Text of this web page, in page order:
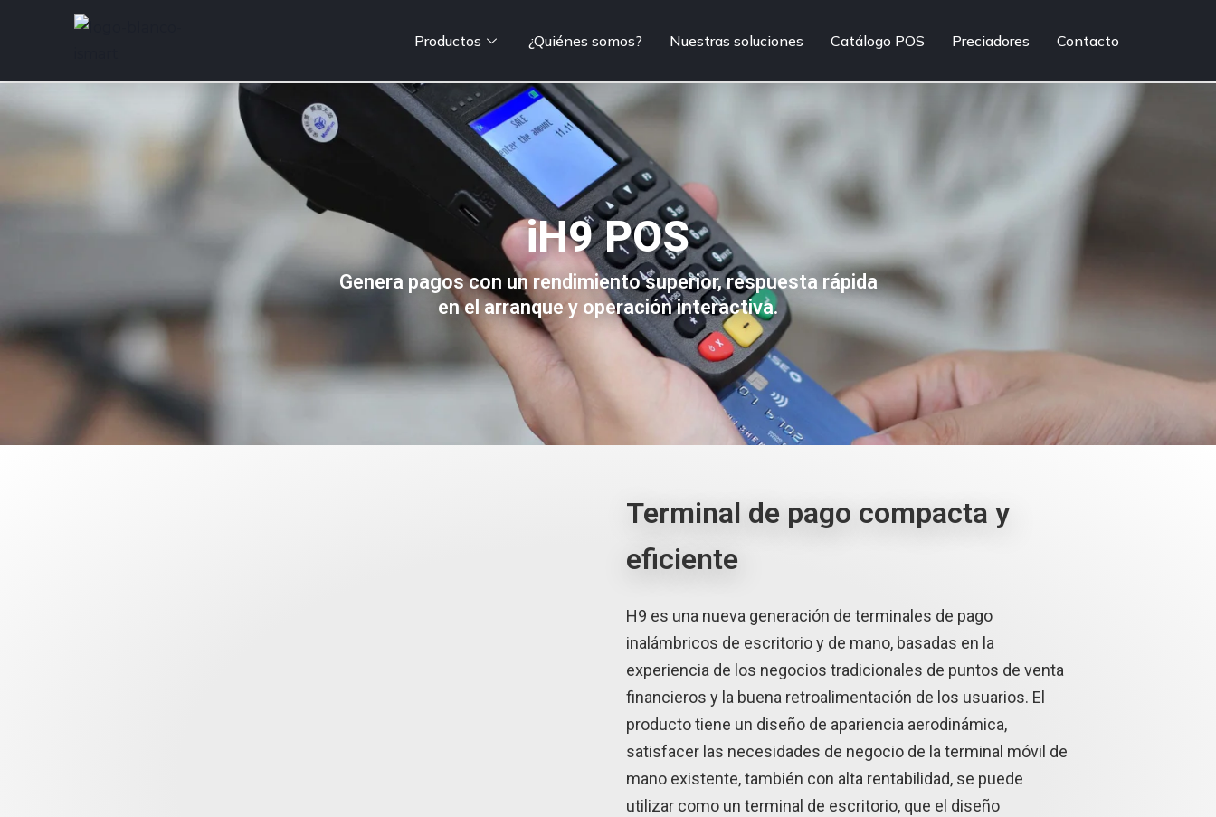
Productos ¿Quiénes somos? Nuestras soluciones Catálogo POS Preciadores Contacto
iH9 POS
Genera pagos con un rendimiento superior, respuesta rápida
en el arranque y operación interactiva.
Terminal de pago compacta y
eficiente
H9 es una nueva generación de terminales de pago
inalámbricos de escritorio y de mano, basadas en la
experiencia de los negocios tradicionales de puntos de venta
financieros y la buena retroalimentación de los usuarios. El
producto tiene un diseño de apariencia aerodinámica,
satisfacer las necesidades de negocio de la terminal móvil de
mano existente, también con alta rentabilidad, se puede
utilizar como un terminal de escritorio, que el diseño